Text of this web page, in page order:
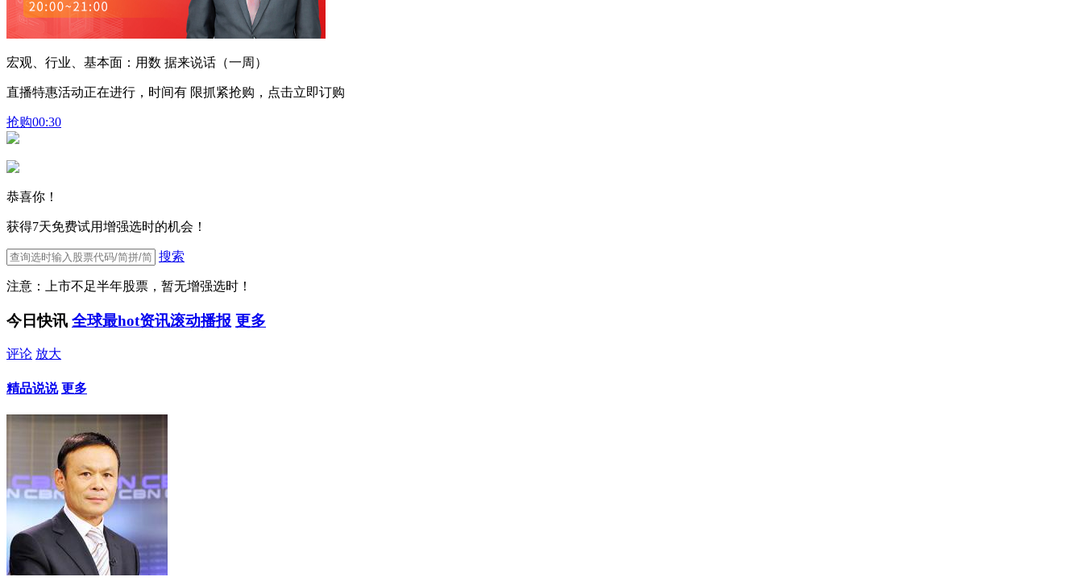
宏观、行业、基本面：用数 据来说话（一周）
直播特惠活动正在进行，时间有 限抓紧抢购，点击立即订购
抢购00:30
恭喜你！
获得7天免费试用增强选时的机会！
搜索
注意：上市不足半年股票，暂无增强选时！
今日快讯 全球最hot资讯滚动播报 更多
评论 放大
精品说说 更多